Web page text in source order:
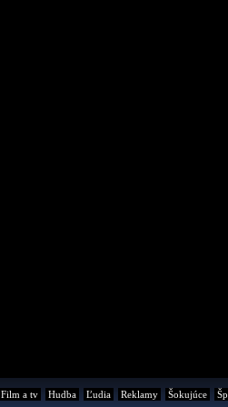
Film a tv Hudba Ľudia Reklamy Šokujúce